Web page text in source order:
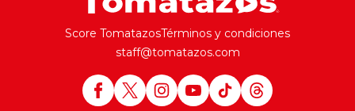
Score TomatazosTérminos y condiciones
staff@tomatazos.com